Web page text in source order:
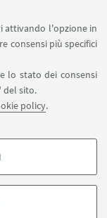
attivando l'opzione in
consensi più specifici
lo stato dei consensi
del sito.
policy.
sul sito, per analisi